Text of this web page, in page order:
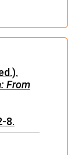
From
8.